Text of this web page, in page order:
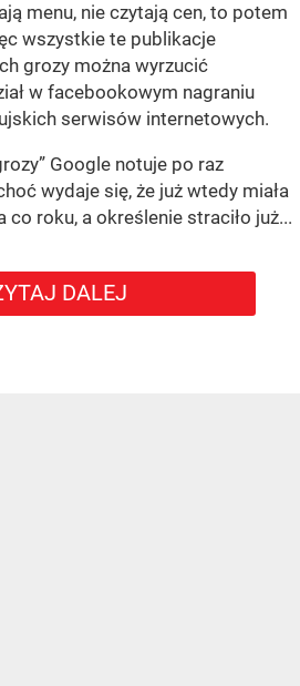
menu, nie czytają cen, to potem
wszystkie te publikacje
grozy można wyrzucić
w facebookowym nagraniu
serwisów internetowych.
Google notuje po raz
wydaje się, że już wtedy miała
roku, a określenie straciło już...
DALEJ